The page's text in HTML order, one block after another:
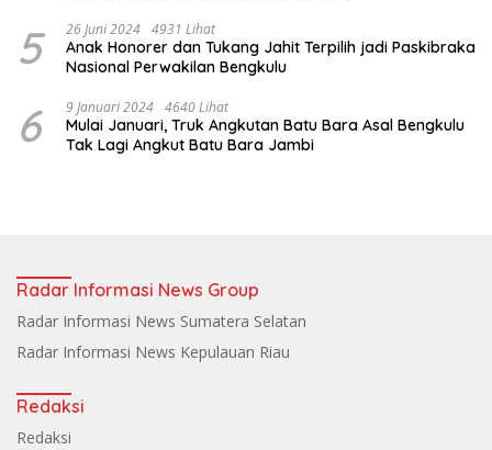
5 26 Juni 2024 4931 Lihat
Anak Honorer dan Tukang Jahit Terpilih jadi Paskibraka
Nasional Perwakilan Bengkulu
6 9 Januari 2024 4640 Lihat
Mulai Januari, Truk Angkutan Batu Bara Asal Bengkulu
Tak Lagi Angkut Batu Bara Jambi
Radar Informasi News Group
Radar Informasi News Sumatera Selatan
Radar Informasi News Kepulauan Riau
Redaksi
Redaksi